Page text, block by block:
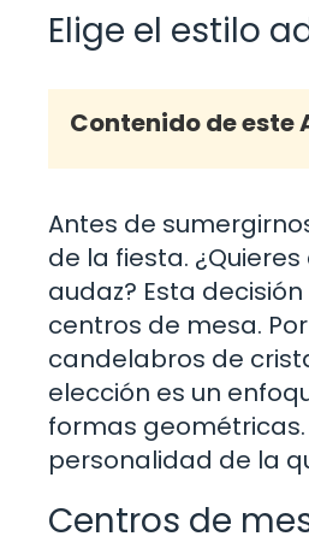
Elige el estilo
Contenido de este
Antes de
de la fiesta.
audaz? Esta
centros de mesa.
candelabros de
elección es un
formas
personalidad de la
Centros de